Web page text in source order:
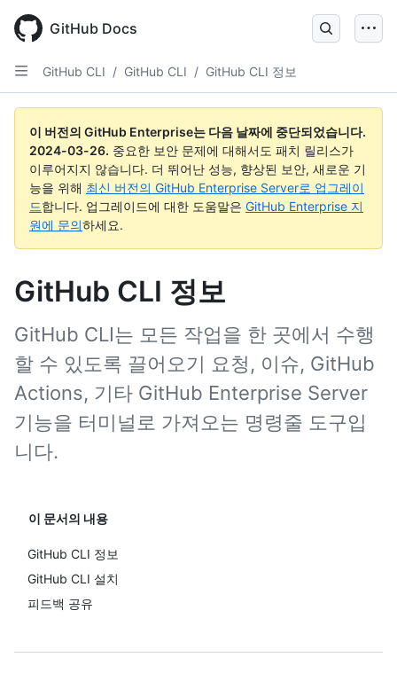
main
content
GitHub Docs
GitHub CLI / GitHub CLI / GitHub CLI 정보
이 버전의 GitHub Enterprise는 다음 날짜에 중단되었습니다.
2024-03-26. 중요한 보안 문제에 대해서도 패치 릴리스가
이루어지지 않습니다. 더 뛰어난 성능, 향상된 보안, 새로운 기
능을 위해 최신 버전의 GitHub Enterprise Server로 업그레이
드합니다. 업그레이드에 대한 도움말은 GitHub Enterprise 지
원에 문의하세요.
GitHub CLI 정보
GitHub CLI는 모든 작업을 한 곳에서 수행
할 수 있도록 끌어오기 요청, 이슈, GitHub
Actions, 기타 GitHub Enterprise Server
기능을 터미널로 가져오는 명령줄 도구입
니다.
이 문서의 내용
GitHub CLI 정보
GitHub CLI 설치
피드백 공유